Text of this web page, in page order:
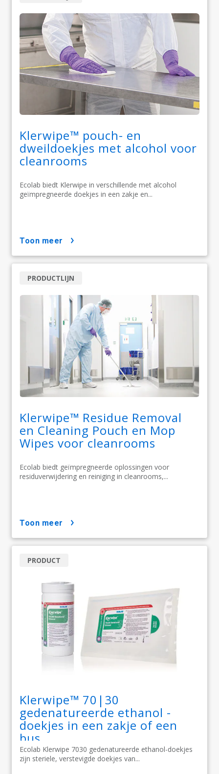
Klerwipe™ pouch- en
dweildoekjes met alcohol voor
cleanrooms
Ecolab biedt Klerwipe in verschillende met alcohol
geïmpregneerde doekjes in een zakje en...
toon meer
Klerwipe™ Residue Removal
en Cleaning Pouch en Mop
Wipes voor cleanrooms
Ecolab biedt geïmpregneerde oplossingen voor
residuverwijdering en reiniging in cleanrooms,...
PRODUCTLIJN
toon meer
Klerwipe™ 70|30
gedenatureerde ethanol -
doekjes in een zakje of een
bus
Ecolab Klerwipe 7030 gedenatureerde ethanol-doekjes
zijn steriele, verstevigde doekjes van...
PRODUCT